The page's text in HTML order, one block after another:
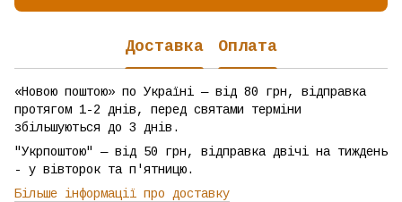
Доставка Оплата
«Новою поштою» по Україні — від 80 грн, відправка
протягом 1-2 днів, перед святами терміни
збільшуються до 3 днів.
"Укрпоштою" — від 50 грн, відправка двічі на тиждень
- у вівторок та п'ятницю.
Більше інформації про доставку